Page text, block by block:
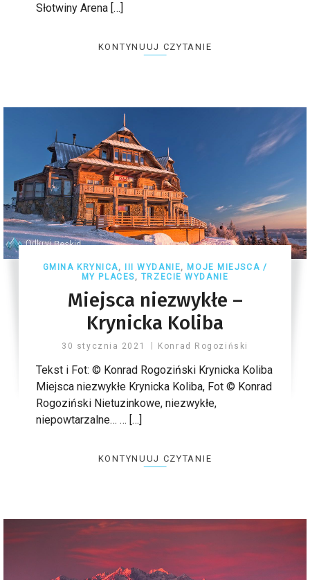
Słotwiny Arena […]
KONTYNUUJ CZYTANIE
GMINA KRYNICA, III WYDANIE,
MOJE MIEJSCA /
MY PLACES, TRZECIE WYDANIE
Miejsca niezwykłe –
Krynicka Koliba
30 stycznia 2021 Konrad Rogoziński
Tekst i Fot: © Konrad Rogoziński Krynicka Koliba
Miejsca niezwykłe Krynicka Koliba, Fot © Konrad
Rogoziński Nietuzinkowe, niezwykłe,
niepowtarzalne… … […]
KONTYNUUJ CZYTANIE